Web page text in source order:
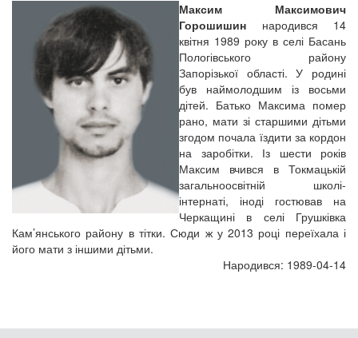
Максим Максимович
Горошишин народився 14
квітня 1989 року в селі Басань
Пологівського району
Запорізької області. У родині
був наймолодшим із восьми
дітей. Батько Максима помер
рано, мати зі старшими дітьми
згодом почала їздити за кордон
на заробітки. Із шести років
Максим вчився в Токмацькій
загальноосвітній школі-
інтернаті, іноді гостював на
Черкащині в селі Грушківка
Кам’янського району в тітки. Сюди ж у 2013 році переїхала і
його мати з іншими дітьми.
Народився: 1989-04-14